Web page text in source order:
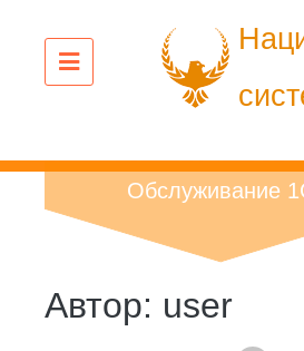
содержанию
Обслуживание
Автор: user